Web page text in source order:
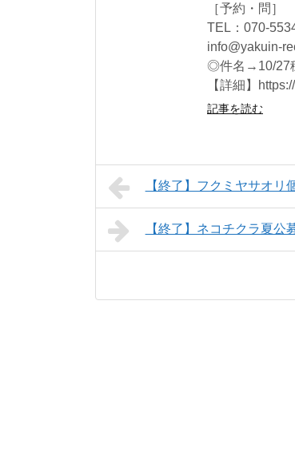
［予約・問］
TEL：070-
info@yakuin-
◎件名→10/27
【詳細】
記事を読む
【終了】フクミヤサオリ
【終了】ネコチクラ夏公